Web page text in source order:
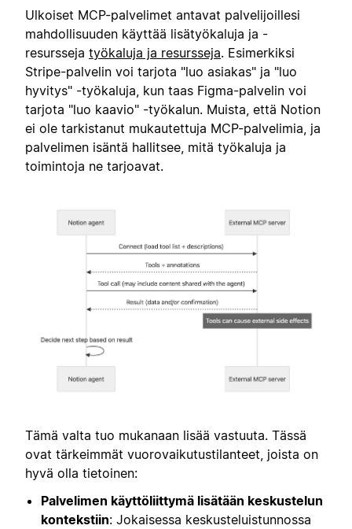
Ulkoiset MCP-palvelimet antavat palvelijoillesi
mahdollisuuden käyttää lisätyökaluja ja -
resursseja työkaluja ja resursseja. Esimerkiksi
Stripe-palvelin voi tarjota "luo asiakas" ja "luo
hyvitys" -työkaluja, kun taas Figma-palvelin voi
tarjota "luo kaavio" -työkalun. Muista, että Notion
ei ole tarkistanut mukautettuja MCP-palvelimia, ja
palvelimen isäntä hallitsee, mitä työkaluja ja
toimintoja ne tarjoavat.
Tämä valta tuo mukanaan lisää vastuuta. Tässä
ovat tärkeimmät vuorovaikutustilanteet, joista on
hyvä olla tietoinen:
Palvelimen käyttöliittymä lisätään keskustelun
kontekstiin: Jokaisessa keskusteluistunnossa